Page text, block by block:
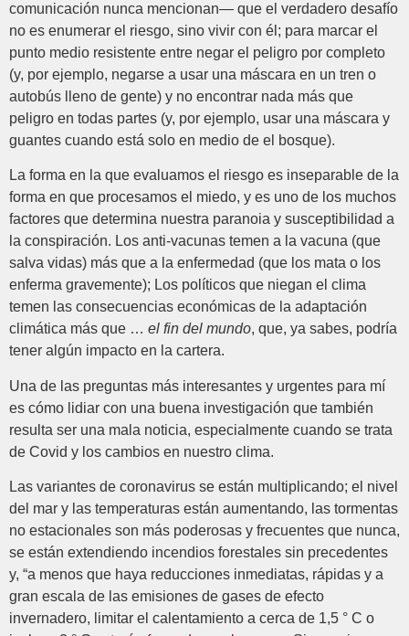
comunicación nunca mencionan— que el verdadero desafío
no es enumerar el riesgo, sino vivir con él; para marcar el
punto medio resistente entre negar el peligro por completo
(y, por ejemplo, negarse a usar una máscara en un tren o
autobús lleno de gente) y no encontrar nada más que
peligro en todas partes (y, por ejemplo, usar una máscara y
guantes cuando está solo en medio de el bosque).
La forma en la que evaluamos el riesgo es inseparable de la
forma en que procesamos el miedo, y es uno de los muchos
factores que determina nuestra paranoia y susceptibilidad a
la conspiración. Los anti-vacunas temen a la vacuna (que
salva vidas) más que a la enfermedad (que los mata o los
enferma gravemente); Los políticos que niegan el clima
temen las consecuencias económicas de la adaptación
climática más que … el fin del mundo, que, ya sabes, podría
tener algún impacto en la cartera.
Una de las preguntas más interesantes y urgentes para mí
es cómo lidiar con una buena investigación que también
resulta ser una mala noticia, especialmente cuando se trata
de Covid y los cambios en nuestro clima.
Las variantes de coronavirus se están multiplicando; el nivel
del mar y las temperaturas están aumentando, las tormentas
no estacionales son más poderosas y frecuentes que nunca,
se están extendiendo incendios forestales sin precedentes
y, “a menos que haya reducciones inmediatas, rápidas y a
gran escala de las emisiones de gases de efecto
invernadero, limitar el calentamiento a cerca de 1,5 ° C o